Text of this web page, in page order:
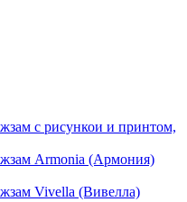
с рисункои и принтом,
Armonia (Армония)
Vivella (Вивелла)